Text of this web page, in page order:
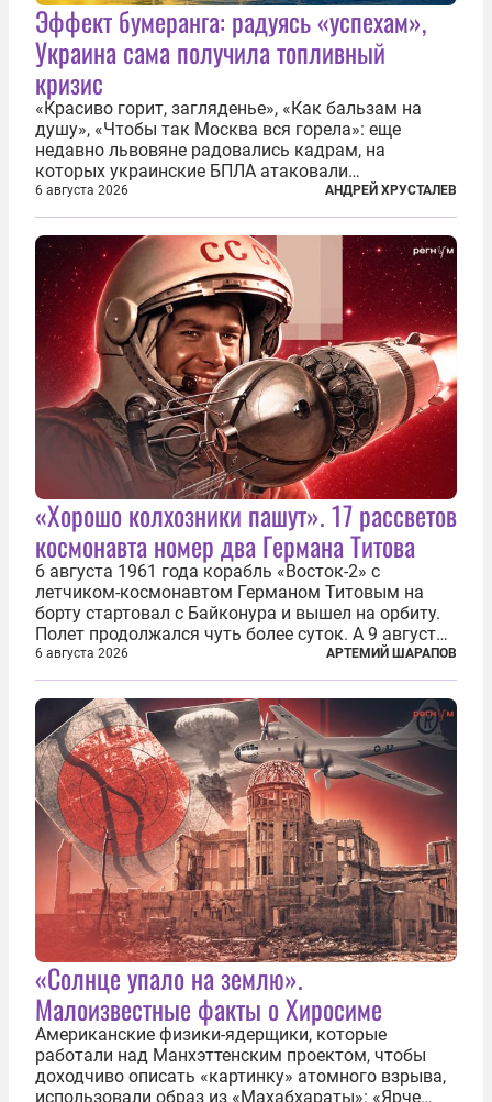
Эффект бумеранга: радуясь «успехам»,
Украина сама получила топливный
кризис
«Красиво горит, загляденье», «Как бальзам на
душу», «Чтобы так Москва вся горела»: еще
недавно львовяне радовались кадрам, на
которых украинские БПЛА атаковали
нефтеперерабатывающие предприятия России. В
скором времени оказалось, что в «эту игру можно
играть вдвоем» — российские дроны только за...
6 августа 2026 АНДРЕЙ ХРУСТАЛЕВ
«Хорошо колхозники пашут». 17 рассветов
космонавта номер два Германа Титова
6 августа 1961 года корабль «Восток-2» с
летчиком-космонавтом Германом Титовым на
борту стартовал с Байконура и вышел на орбиту.
Полет продолжался чуть более суток. А 9 августа
второй человек в космосе получил звезду Героя
Советского Союза и орден Ленина. Миссия Титова
зачастую находится несколько...
6 августа 2026 АРТЕМИЙ ШАРАПОВ
«Солнце упало на землю».
Малоизвестные факты о Хиросиме
Американские физики-ядерщики, которые
работали над Манхэттенским проектом, чтобы
доходчиво описать «картинку» атомного взрыва,
использовали образ из «Махабхараты»: «Ярче